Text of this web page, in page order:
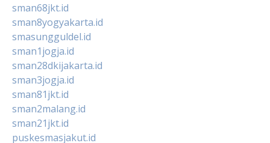
sman68jkt.id
sman8yogyakarta.id
smasungguldel.id
sman1jogja.id
sman28dkijakarta.id
sman3jogja.id
sman81jkt.id
sman2malang.id
sman21jkt.id
puskesmasjakut.id